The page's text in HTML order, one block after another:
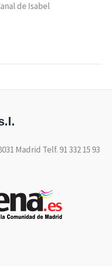
de Isabel
Madrid Telf. 91 332 15 93